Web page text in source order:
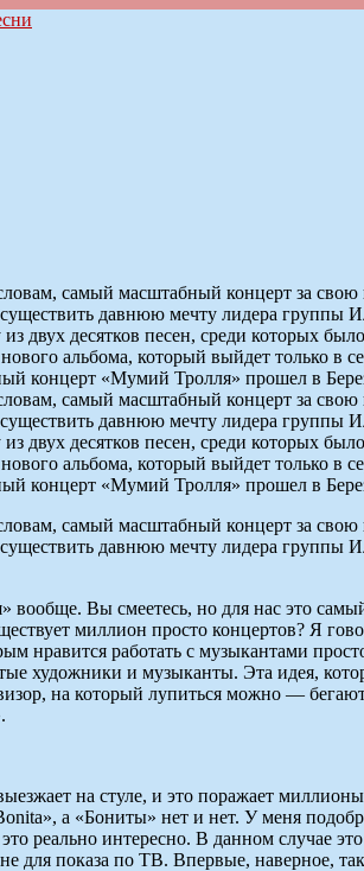
самый масштабный концерт за
давнюю мечту лидера группы
десятков песен, среди которых
альбома, который выйдет только в
концерт «Мумий Тролля» прошел в
самый масштабный концерт за
давнюю мечту лидера группы
десятков песен, среди которых
альбома, который выйдет только в
концерт «Мумий Тролля» прошел в
самый масштабный концерт за
давнюю мечту лидера группы
вообще. Вы смеетесь, но для нас это
миллион просто концертов? Я
нравится работать с музыкантами
художники и музыканты. Эта идея,
на который лупиться можно —
на стуле, и это поражает
а «Бониты» нет и нет. У меня
реально интересно. В данном случае
показа по ТВ. Впервые, наверное,